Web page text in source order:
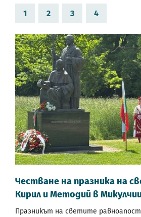
1 2 3 4
Честване на празника на
Кирил и Методий в
Празникът на светите